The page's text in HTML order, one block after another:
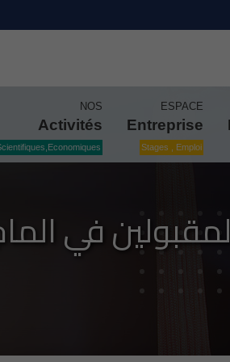
NOS
Activités
ESPACE
Entreprise
Stages , Emploi
في